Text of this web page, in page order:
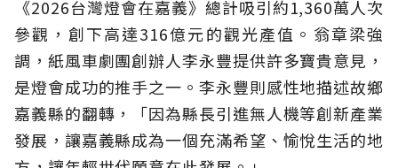
《2026台灣燈會在嘉義》總計吸引約1,360萬人次
參觀，創下高達316億元的觀光產值。翁章梁強
調，紙風車劇團創辦人李永豐提供許多寶貴意見，
是燈會成功的推手之一。李永豐則感性地描述故鄉
嘉義縣的翻轉，「因為縣長引進無人機等創新產業
發展，讓嘉義縣成為一個充滿希望、愉悅生活的地